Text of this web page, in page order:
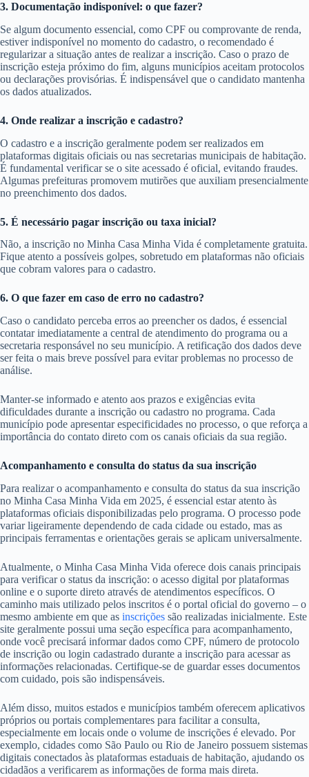
3. Documentação indisponível: o que fazer?
Se algum documento essencial, como CPF ou comprovante de renda,
estiver indisponível no momento do cadastro, o recomendado é
regularizar a situação antes de realizar a inscrição. Caso o prazo de
inscrição esteja próximo do fim, alguns municípios aceitam protocolos
ou declarações provisórias. É indispensável que o candidato mantenha
os dados atualizados.
4. Onde realizar a inscrição e cadastro?
O cadastro e a inscrição geralmente podem ser realizados em
plataformas digitais oficiais ou nas secretarias municipais de habitação.
É fundamental verificar se o site acessado é oficial, evitando fraudes.
Algumas prefeituras promovem mutirões que auxiliam presencialmente
no preenchimento dos dados.
5. É necessário pagar inscrição ou taxa inicial?
Não, a inscrição no Minha Casa Minha Vida é completamente gratuita.
Fique atento a possíveis golpes, sobretudo em plataformas não oficiais
que cobram valores para o cadastro.
6. O que fazer em caso de erro no cadastro?
Caso o candidato perceba erros ao preencher os dados, é essencial
contatar imediatamente a central de atendimento do programa ou a
secretaria responsável no seu município. A retificação dos dados deve
ser feita o mais breve possível para evitar problemas no processo de
análise.
Manter-se informado e atento aos prazos e exigências evita
dificuldades durante a inscrição ou cadastro no programa. Cada
município pode apresentar especificidades no processo, o que reforça a
importância do contato direto com os canais oficiais da sua região.
Acompanhamento e consulta do status da sua inscrição
Para realizar o acompanhamento e consulta do status da sua inscrição
no Minha Casa Minha Vida em 2025, é essencial estar atento às
plataformas oficiais disponibilizadas pelo programa. O processo pode
variar ligeiramente dependendo de cada cidade ou estado, mas as
principais ferramentas e orientações gerais se aplicam universalmente.
Atualmente, o Minha Casa Minha Vida oferece dois canais principais
para verificar o status da inscrição: o acesso digital por plataformas
online e o suporte direto através de atendimentos específicos. O
caminho mais utilizado pelos inscritos é o portal oficial do governo – o
mesmo ambiente em que as inscrições são realizadas inicialmente. Este
site geralmente possui uma seção específica para acompanhamento,
onde você precisará informar dados como CPF, número de protocolo
de inscrição ou login cadastrado durante a inscrição para acessar as
informações relacionadas. Certifique-se de guardar esses documentos
com cuidado, pois são indispensáveis.
Além disso, muitos estados e municípios também oferecem aplicativos
próprios ou portais complementares para facilitar a consulta,
especialmente em locais onde o volume de inscrições é elevado. Por
exemplo, cidades como São Paulo ou Rio de Janeiro possuem sistemas
digitais conectados às plataformas estaduais de habitação, ajudando os
cidadãos a verificarem as informações de forma mais direta.